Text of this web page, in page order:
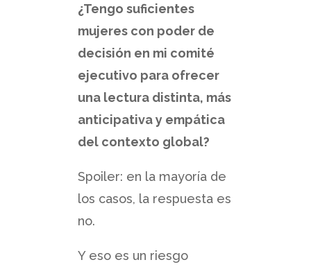
¿Tengo suficientes
mujeres con poder de
decisión en mi comité
ejecutivo para ofrecer
una lectura distinta, más
anticipativa y empática
del contexto global?
Spoiler: en la mayoría de
los casos, la respuesta es
no.
Y eso es un riesgo